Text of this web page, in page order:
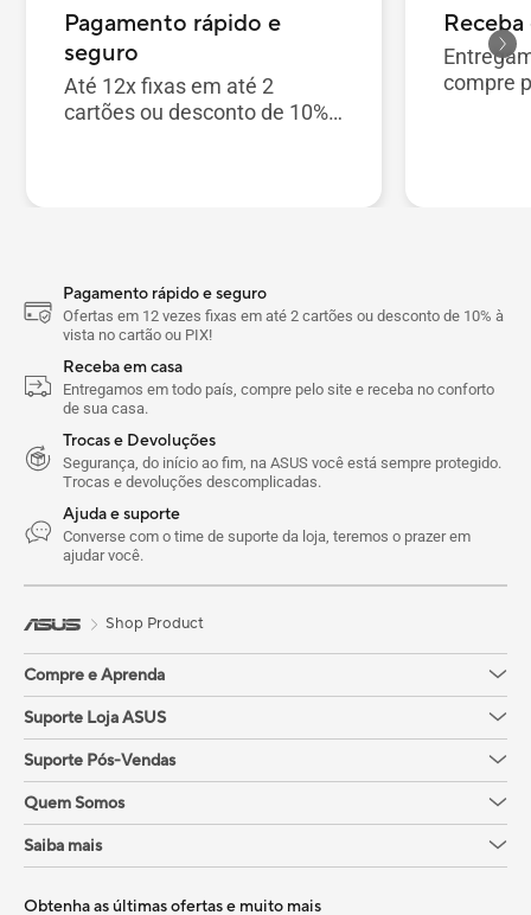
Pagamento rápido e
seguro
Até 12x fixas em até 2
cartões ou desconto de 10%
Receba
compre
Pagamento rápido e seguro
Ofertas em 12 vezes fixas em até 2 cartões ou desconto de 10% à
vista no cartão ou PIX!
Receba em casa
Entregamos em todo país, compre pelo site e receba no conforto
de sua casa.
Trocas e Devoluções
Segurança, do início ao fim, na ASUS você está sempre protegido.
Trocas e devoluções descomplicadas.
Ajuda e suporte
Converse com o time de suporte da loja, teremos o prazer em
ajudar você.
Shop Product
Compre e Aprenda
Suporte Loja ASUS
Suporte Pós-Vendas
Quem Somos
Saiba mais
Obtenha as últimas ofertas e muito mais